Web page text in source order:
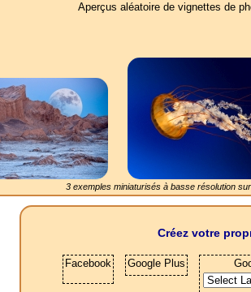
Aperçus aléatoire de vignettes de
3 exemples miniaturisés à basse résolution sur
Créez votre
Facebook Google Plus